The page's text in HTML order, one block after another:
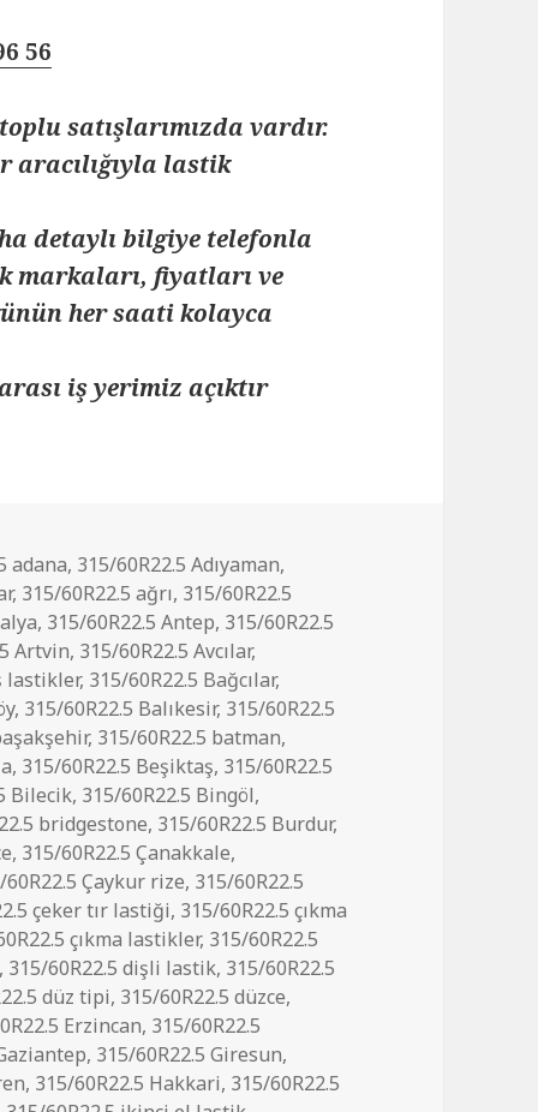
56
satışlarımızda vardır.
aracılığıyla lastik
detaylı bilgiye telefonla
fiyatları ve
her saati kolayca
iş yerimiz açıktır
adana, 315/60R22.5 Adıyaman,
, 315/60R22.5 ağrı, 315/60R22.5
, 315/60R22.5 Antep, 315/60R22.5
Artvin, 315/60R22.5 Avcılar,
lastikler, 315/60R22.5 Bağcılar,
, 315/60R22.5 Balıkesir, 315/60R22.5
, 315/60R22.5 batman,
, 315/60R22.5 Beşiktaş, 315/60R22.5
Bilecik, 315/60R22.5 Bingöl,
bridgestone, 315/60R22.5 Burdur,
, 315/60R22.5 Çanakkale,
60R22.5 Çaykur rize, 315/60R22.5
çeker tır lastiği, 315/60R22.5 çıkma
çıkma lastikler, 315/60R22.5
, 315/60R22.5 dişli lastik, 315/60R22.5
düz tipi, 315/60R22.5 düzce,
Erzincan, 315/60R22.5
, 315/60R22.5 Giresun,
, 315/60R22.5 Hakkari, 315/60R22.5